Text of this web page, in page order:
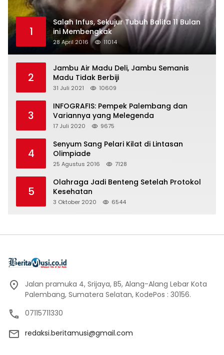
1
Salah Infus, Sekujur Tubuh Balita 11 Bulan
ini Membengkak
28 April 2016 11014
2
Jambu Air Madu Deli, Jambu Semanis
Madu Tidak Berbiji
31 Juli 2021 10609
3
INFOGRAFIS: Pempek Palembang dan
Variannya yang Melegenda
17 Juli 2020 9675
4
Senyum Sang Pelari Kilat di Lintasan
Olimpiade
25 Agustus 2016 7128
5
Olahraga Jadi Benteng Setelah Protokol
Kesehatan
3 Oktober 2020 6544
Jalan pramuka 4, Srijaya, B5, Alang-Alang Lebar Kota
Palembang, Sumatera Selatan, KodePos : 30156.
07115711330
redaksi.beritamusi@gmail.com